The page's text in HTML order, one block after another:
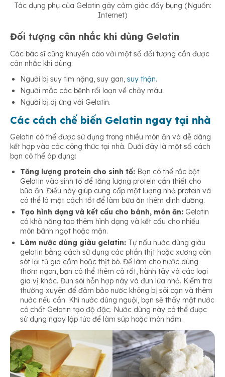
Tác dụng phụ của Gelatin gây cảm giác đầy bụng (Nguồn:
Internet)
Đối tượng cân nhắc khi dùng Gelatin
Các bác sĩ cũng khuyến cáo với một số đối tượng cần được
cân nhắc khi dùng:
Người bị suy tim nặng, suy gan, suy thận.
Người mắc các bệnh rối loạn về chảy máu.
Người bị dị ứng với Gelatin.
Các cách chế biến Gelatin ngay tại nhà
Gelatin có thể được sử dụng trong nhiều món ăn và dễ dàng
kết hợp vào các công thức tại nhà. Dưới đây là một số cách
bạn có thể áp dụng:
Tăng lượng protein cho sinh tố: Bạn có thể rắc bột
Gelatin vào sinh tố để tăng lượng protein cần thiết cho
bữa ăn. Điều này giúp cung cấp một lượng nhỏ protein và
có thể là một cách tốt để làm bữa ăn thêm dinh dưỡng.
Tạo hình dạng và kết cấu cho bánh, món ăn: Gelatin
có khả năng tạo thêm hình dạng và kết cấu cho nhiều
món bánh ngọt hoặc mặn.
Làm nước dùng giàu gelatin: Tự nấu nước dùng giàu
gelatin bằng cách sử dụng các phần thịt hoặc xương còn
sót lại từ gia cầm hoặc thịt bò. Để làm cho nước dùng
thơm ngon, bạn có thể thêm cà rốt, hành tây và các loại
gia vị khác. Đun sôi hỗn hợp này và đun lửa nhỏ. Kiểm tra
thường xuyên để đảm bảo nước không bị sôi cạn và thêm
nước nếu cần. Khi nước dùng nguội, bạn sẽ thấy mặt nước
có chất Gelatin tạo độ đặc. Nước dùng này có thể được
sử dụng ngay lập tức để làm súp hoặc món hầm.